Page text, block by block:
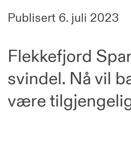
Publisert 6. juli 2023
Flekkefjord
svindel. Nå vil
være